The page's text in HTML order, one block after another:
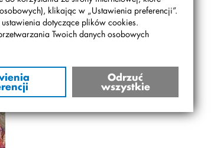
klikając w „Ustawienia preferencji”.
dotyczące plików cookies.
Twoich danych osobowych
Odrzuć
wszystkie